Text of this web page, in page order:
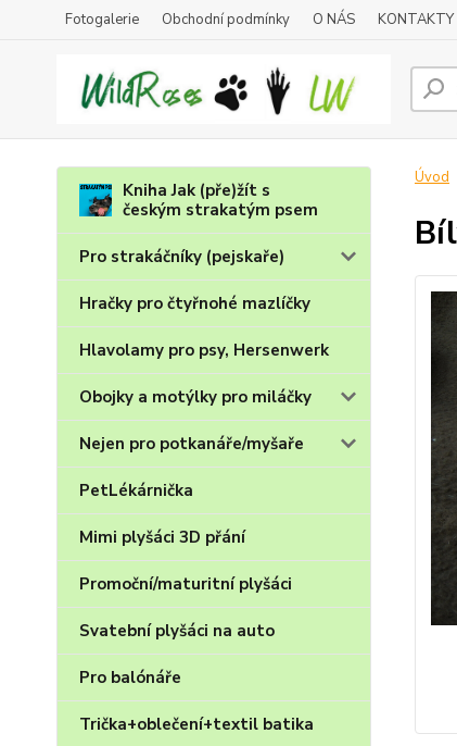
Fotogalerie Obchodní podmínky O NÁS KONTAKTY
Kniha Jak (pře)žít s
českým strakatým psem
Pro strakáčníky (pejskaře)
Hračky pro čtyřnohé mazlíčky
Hlavolamy pro psy, Hersenwerk
Obojky a motýlky pro miláčky
Nejen pro potkanáře/myšaře
PetLékárnička
Mimi plyšáci 3D přání
Promoční/maturitní plyšáci
Svatební plyšáci na auto
Pro balónáře
Trička+oblečení+textil batika
Úvod